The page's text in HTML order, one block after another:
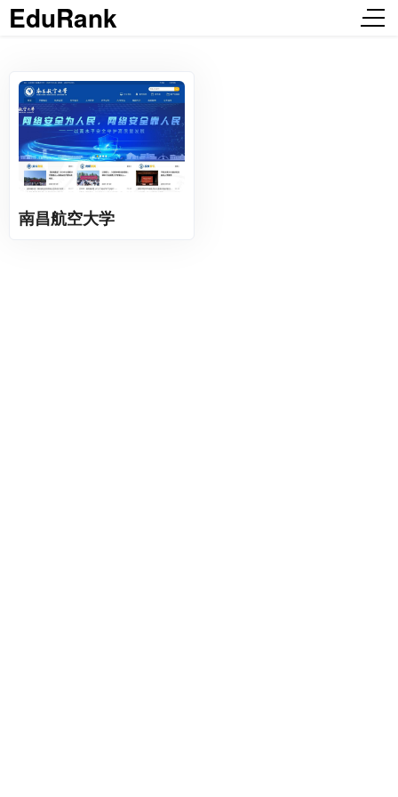
EduRank
南昌航空大学